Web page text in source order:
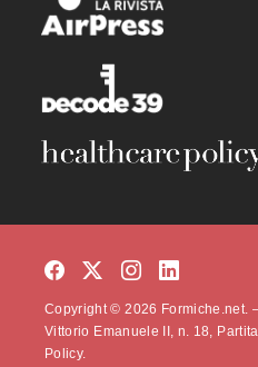
Copyright © 2026 Formiche.net.
Vittorio Emanuele II, n. 18,
Policy.